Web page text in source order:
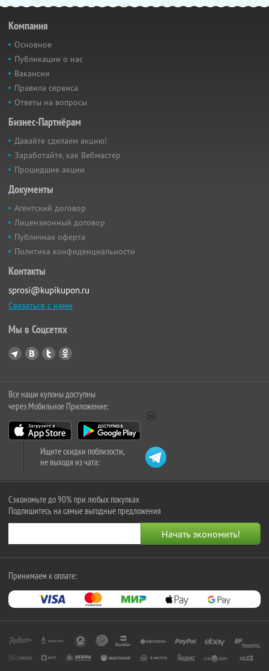
Компания
Основное
Публикации о нас
Вакансии
Правила сервиса
Ответы на вопросы
Бизнес-Партнёрам
Давайте сделаем акцию!
Заработайте, как Вебмастер
Прошедшие акции
Документы
Агентский договор
Лицензионный договор
Публичная оферта
Политика конфиденциальности
Контакты
sprosi@kupikupon.ru
Связаться с нами
Мы в Соцсетях
Все наши купоны доступны
через Мобильное Приложение:
Ищите скидки поблизости,
не выходя из чата:
Сэкономьте до 90% при любых покупках
Подпишитесь на самые выгодные предложения
Принимаем к оплате: